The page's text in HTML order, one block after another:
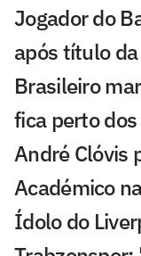
Jogador do
após título
Brasileiro
fica perto
André Clóvis
Académico
Ídolo do